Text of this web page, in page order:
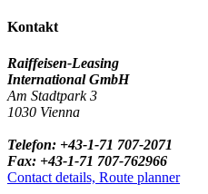
Kontakt
Raiffeisen-Leasing
International GmbH
Am Stadtpark 3
1030 Vienna
Telefon: +43-1-71 707-2071
Fax: +43-1-71 707-762966
Contact details, Route planner